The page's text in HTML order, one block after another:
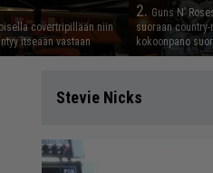
covertripillään niin
itseään vastaan
2. Guns N’
suoraan
kokoonpano
Stevie Nicks